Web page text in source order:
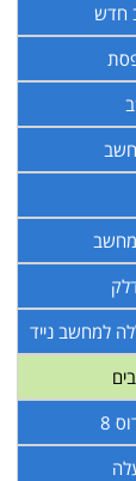
חדש
למחשב נייד
8